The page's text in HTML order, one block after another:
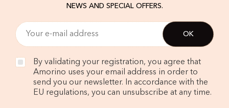
NEWS AND SPECIAL OFFERS.
By validating your registration, you agree that
Amorino uses your email address in order to
send you our newsletter. In accordance with the
EU regulations, you can unsubscribe at any time.